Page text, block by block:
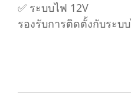
✅ ระบบไฟ 12V
รองรับการติดตั้งกับระบ